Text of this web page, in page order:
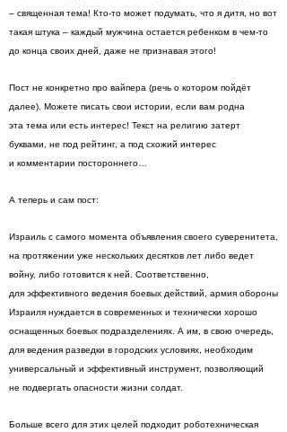
– священная тема! Кто-то может подумать, что я дитя, но вот
такая штука – каждый мужчина остается ребенком в чем-то
до конца своих дней, даже не признавая этого!
Пост не конкретно про вайпера (речь о котором пойдёт
далее). Можете писать свои истории, если вам родна
эта тема или есть интерес! Текст на религию затерт
буквами, не под рейтинг, а под схожий интерес
и комментарии постороннего…
А теперь и сам пост:
Израиль с самого момента объявления своего суверенитета,
на протяжении уже нескольких десятков лет либо ведет
войну, либо готовится к ней. Соответственно,
для эффективного ведения боевых действий, армия обороны
Израиля нуждается в современных и технически хорошо
оснащенных боевых подразделениях. А им, в свою очередь,
для ведения разведки в городских условиях, необходим
универсальный и эффективный инструмент, позволяющий
не подвергать опасности жизни солдат.
Больше всего для этих целей подходит роботехническая